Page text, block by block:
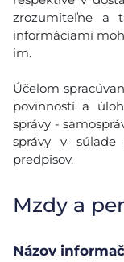
zrozumiteľne a
informáciami
im.
Účelom
povinností a
správy -
správy v súlade
predpisov.
Mzdy a
Názov